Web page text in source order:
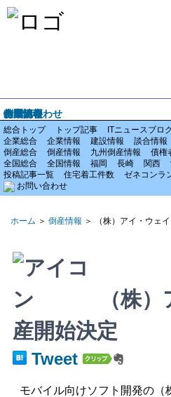
ホーム
企業情報
倒産情報
全国情報
特集記事
お問い合わせ
総合トップ トップ記事 ITニュースブロ
企業総合
企業情報 建設情報
談合情報
倒産総合
倒産情報 九州倒産情報
債権
全国総合
全国情報 福岡 長崎 関西
投稿記事一覧
住宅着工件数
ゼネコンラ
お問い合わせ
ホーム ＞ 倒産情報 ＞ （株）アイ・ウェ
（株
産開始決定
Tweet
モバイル向けソフト開発の